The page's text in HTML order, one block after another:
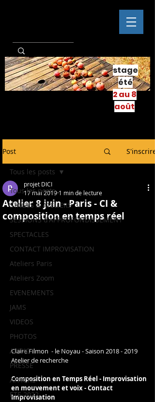
stage
été
2 au 8
août
Post S'inscrire
Tous les posts
STAGES & ATELIERS
SESSIONS d'APPROFONDISSEMENT
SPECTACLES
CONTACT IMPROVISATION
Ateliers Paris
Ateliers Zoom
EVENEMENTS
JAMS
VIDEOS
PHOTOS
AUDIO
PRESSE
AFFICHE
ETE 2022
Tous les posts
Atelier 8 juin - Paris - CI &
composition en temps réel
projet DICI
17 mai 2019 1 min de lecture
Claire Filmon  - le Noyau - Saison 2018 - 2019
Atelier de recherche
Composition en Temps Réel - Improvisation
en mouvement et voix - Contact
Improvisation